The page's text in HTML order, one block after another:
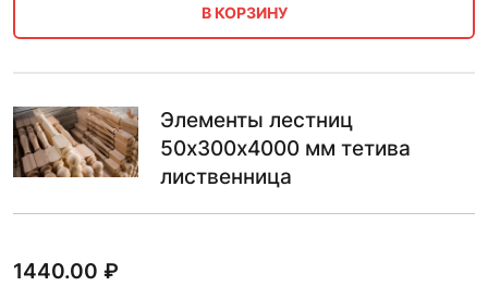
В КОРЗИНУ
Элементы лестниц
50х300х4000 мм тетива
лиственница
1440.00 ₽